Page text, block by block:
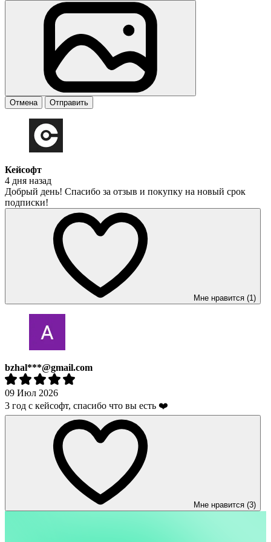
Отмена Отправить
Кейсофт
4 дня назад
Добрый день! Спасибо за отзыв и покупку на новый срок
подписки!
Мне нравится (1)
bzhal***@gmail.com
09 Июл 2026
3 год с кейсофт, спасибо что вы есть ❤️
Мне нравится (3)